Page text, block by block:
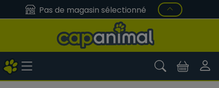
Pas de magasin sélectionné